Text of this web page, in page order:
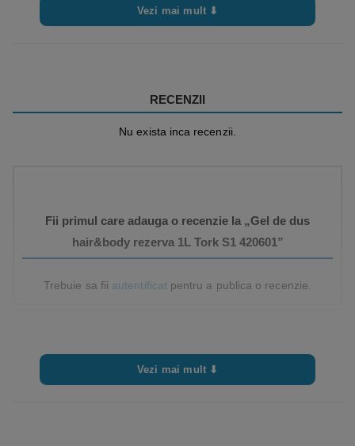
Vezi mai mult ⬇
RECENZII
Nu exista inca recenzii.
Fii primul care adauga o recenzie la „Gel de dus
hair&body rezerva 1L Tork S1 420601”
Trebuie sa fii autentificatpentru a publica o recenzie.
Vezi mai mult ⬇